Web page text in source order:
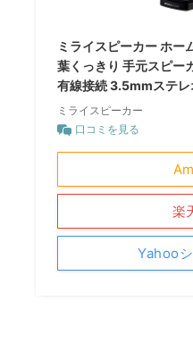
ミライスピーカー ホー
葉くっきり 手元スピー
有線接続 3.5mmステ
ミライスピーカー
口コミを見る
楽
Yahoo